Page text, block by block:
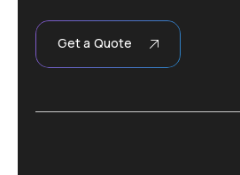
Get a Quote